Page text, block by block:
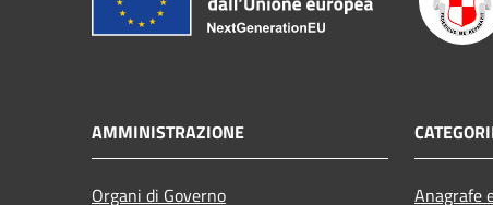
AMMINISTRAZIONE
Organi di Governo
Anagrafe